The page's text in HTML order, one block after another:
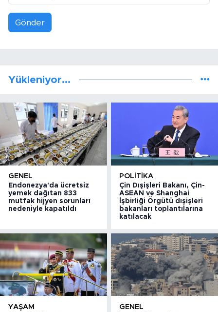
Gönder
Yükleniyor...
GENEL
Endonezya'da ücretsiz
yemek dağıtan 833
mutfak hijyen sorunları
nedeniyle kapatıldı
POLITIKA
Çin Dışişleri Bakanı, Çin-
ASEAN ve Shanghai
İşbirliği Örgütü dışişleri
bakanları toplantılarına
katılacak
YAŞAM GENEL